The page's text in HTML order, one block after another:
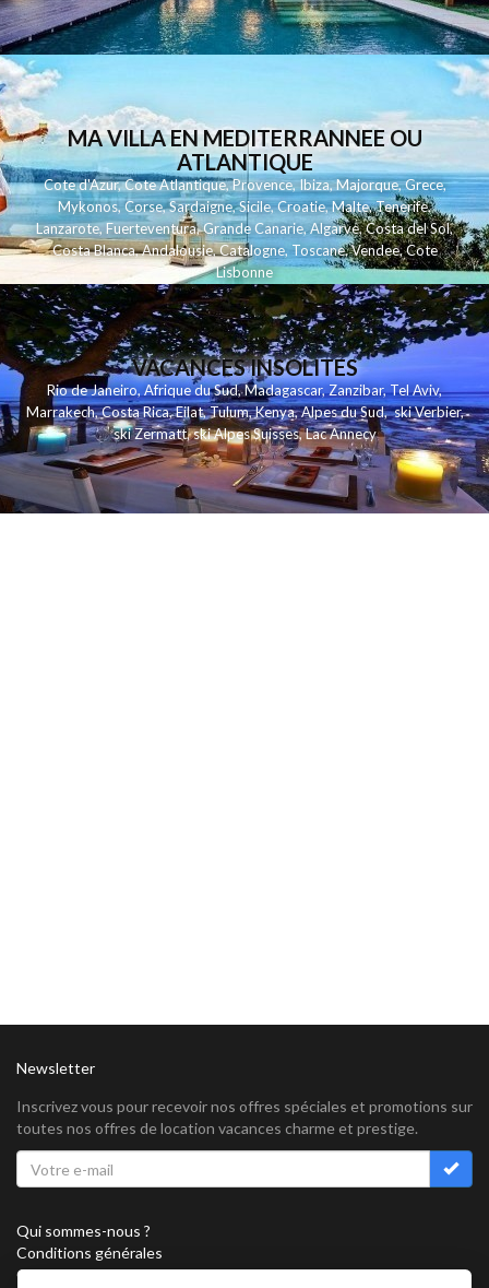
MA VILLA EN MEDITERRANNEE OU
ATLANTIQUE
Cote d'Azur,Cote Atlantique,Provence,Ibiza,Majorque,Grece,
Mykonos,Corse,Sardaigne,Sicile,Croatie,Malte,Tenerife,
Lanzarote,Fuerteventura,Grande Canarie,Algarve,Costa del Sol,
Costa Blanca,Andalousie,Catalogne,Toscane,Vendee,Cote
Lisbonne
VACANCES INSOLITES
Rio de Janeiro,Afrique du Sud,Madagascar,Zanzibar,Tel Aviv,
Marrakech,Costa Rica,Eilat,Tulum,Kenya,Alpes du Sud,ski Verbier,
ski Zermatt,ski Alpes Suisses,Lac Annecy
Newsletter
Inscrivez vous pour recevoir nos offres spéciales et promotions sur
toutes nos offres de location vacances charme et prestige.
Qui sommes-nous ?
Conditions générales
Confidentialité